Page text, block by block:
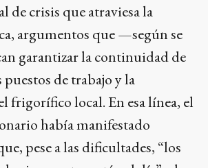
de crisis que atraviesa la
argumentos que —según se
garantizar la continuidad de
de trabajo y la
frigorífico local. En esa línea, el
había manifestado
pese a las dificultades, “los